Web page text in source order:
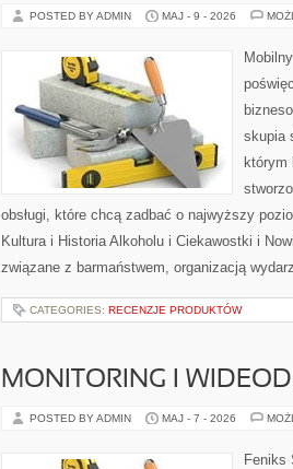
POSTED BY ADMIN MAJ - 9 - 2026
skupia
którym
obsługi, które chcą zadbać o najwyższy
Kultura i Historia Alkoholu i Ciekawostki i
związane z barmaństwem, organizacją
CATEGORIES: RECENZJE PRODUKTÓW
MONITORING I
POSTED BY ADMIN MAJ - 7 - 2026
Feniks